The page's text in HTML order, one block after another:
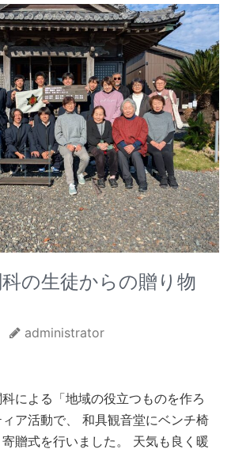
の生徒からの贈り物
administrator
による「地域の役立つものを作ろ
ア活動で、 和具観音堂にベンチ椅
贈式を行いました。 天気も良く暖